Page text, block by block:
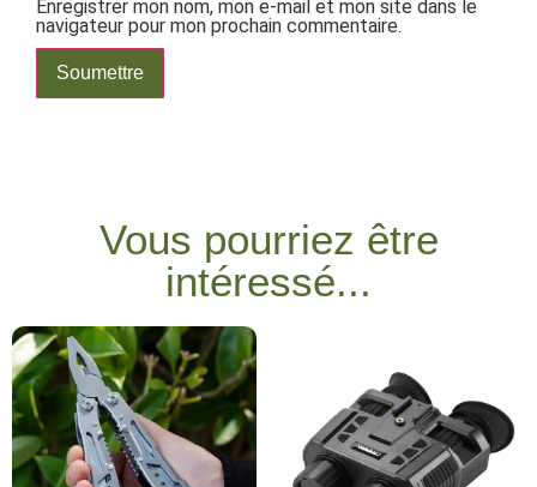
Enregistrer mon nom, mon e-mail et mon site dans le
navigateur pour mon prochain commentaire.
Vous pourriez être
intéressé...